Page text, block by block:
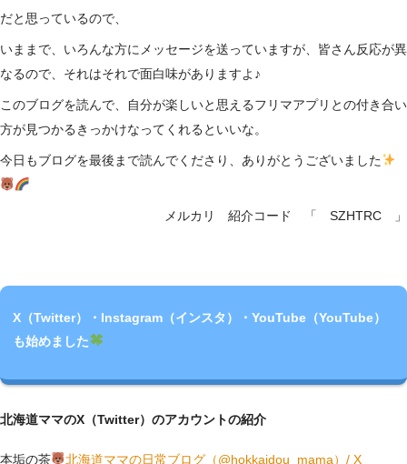
だと思っているので、
いままで、いろんな方にメッセージを送っていますが、皆さん反応が異
なるので、それはそれで面白味がありますよ♪
このブログを読んで、自分が楽しいと思えるフリマアプリとの付き合い
方が見つかるきっかけなってくれるといいな。
今日もブログを最後まで読んでくださり、ありがとうございました
メルカリ 紹介コード 「 SZHTRC 」
X（Twitter）・Instagram（インスタ）・YouTube（YouTube）
も始めました
北海道ママのX（Twitter）のアカウントの紹介
本垢の茶 北海道ママの日常ブログ（@hokkaidou_mama）/ X